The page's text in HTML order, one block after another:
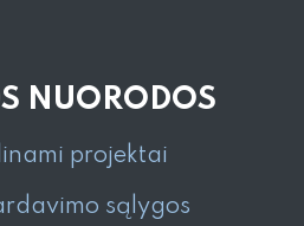
NUORODOS
projektai
sąlygos